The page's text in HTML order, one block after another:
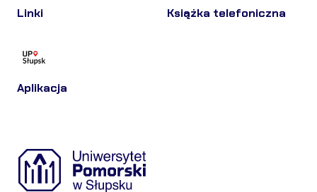
Linki Książka telefoniczna
Aplikacja